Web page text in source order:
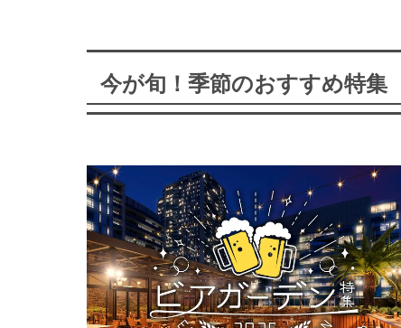
今が旬！季節のおすすめ特集